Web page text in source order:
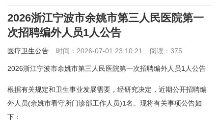
2026浙江宁波市余姚市第三人民医院第一
次招聘编外人员1人公告
医疗卫生公告 时间：2026-07-01 23:10:21 阅读：375
2026浙江宁波市余姚市第三人民医院第一次招聘编外人员1人公告
根据有关规定和卫生事业发展需要，经研究决定，近期公开招聘编
外人员(余姚市看守所门诊部工作人员)1名。现将有关事项公告如
下：